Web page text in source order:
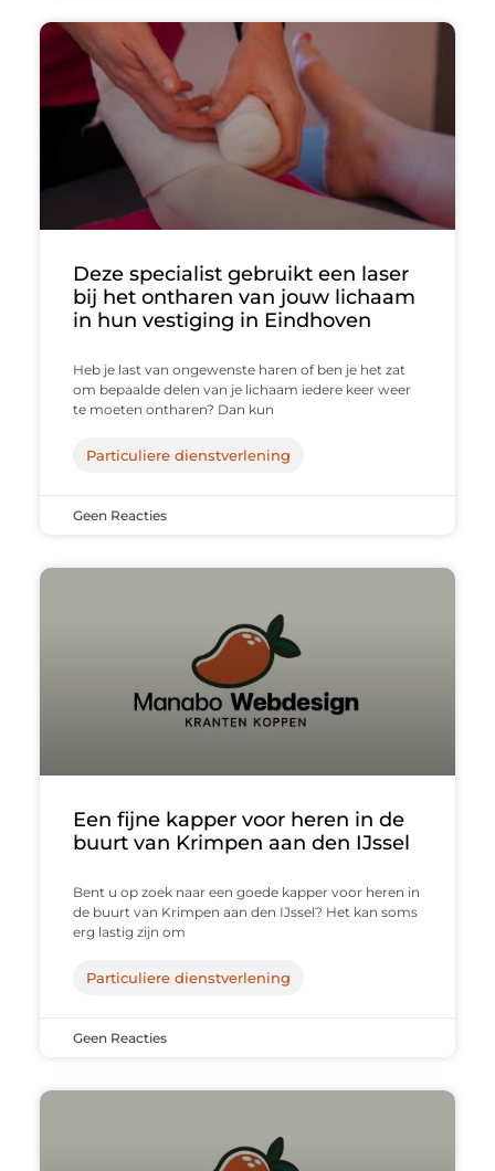
Deze specialist gebruikt een laser
bij het ontharen van jouw lichaam
in hun vestiging in Eindhoven
Heb je last van ongewenste haren of ben je het zat
om bepaalde delen van je lichaam iedere keer weer
te moeten ontharen? Dan kun
Particuliere dienstverlening
Geen Reacties
Een fijne kapper voor heren in de
buurt van Krimpen aan den IJssel
Bent u op zoek naar een goede kapper voor heren in
de buurt van Krimpen aan den IJssel? Het kan soms
erg lastig zijn om
Particuliere dienstverlening
Geen Reacties